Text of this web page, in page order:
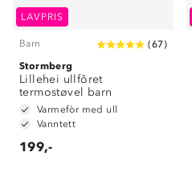
LAVPRIS
Barn (67)
Stormberg
Lillehei ullfôret
termostøvel barn
Varmefòr med ull
Vanntett
199,-